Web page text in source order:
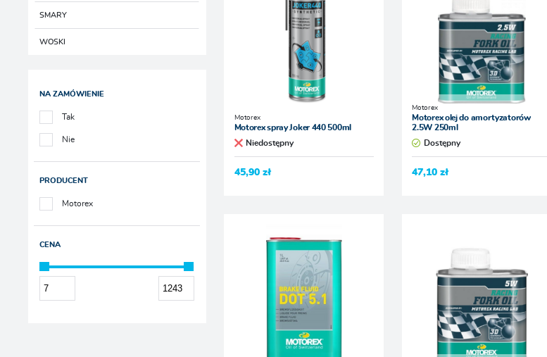
SMARY
WOSKI
NA ZAMÓWIENIE
Tak
Nie
PRODUCENT
Motorex
CENA
Motorex
Motorex spray Joker 440 500ml
Niedostępny
45,90 zł
Motorex
Motorex olej do amortyzatorów
2.5W 250ml
Dostępny
47,10 zł